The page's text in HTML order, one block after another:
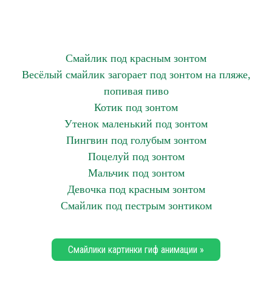
Смайлик под красным зонтом
Весёлый смайлик загорает под зонтом на пляже,
попивая пиво
Котик под зонтом
Утенок маленький под зонтом
Пингвин под голубым зонтом
Поцелуй под зонтом
Мальчик под зонтом
Девочка под красным зонтом
Смайлик под пестрым зонтиком
Смайлики картинки гиф анимации »